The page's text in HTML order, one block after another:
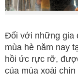
Đối với những gia
mùa hè năm nay
hồi ức rực rỡ,
của mùa xoài